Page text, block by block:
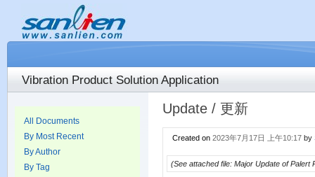
Vibration Product Solution Application
All Documents
By Most Recent
By Author
By Tag
Update / 更新
Created on 2023年7月17日 上午10:17 by
(See attached file: Major Update of Palert